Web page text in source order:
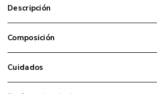
Descripción
Composición
Cuidados